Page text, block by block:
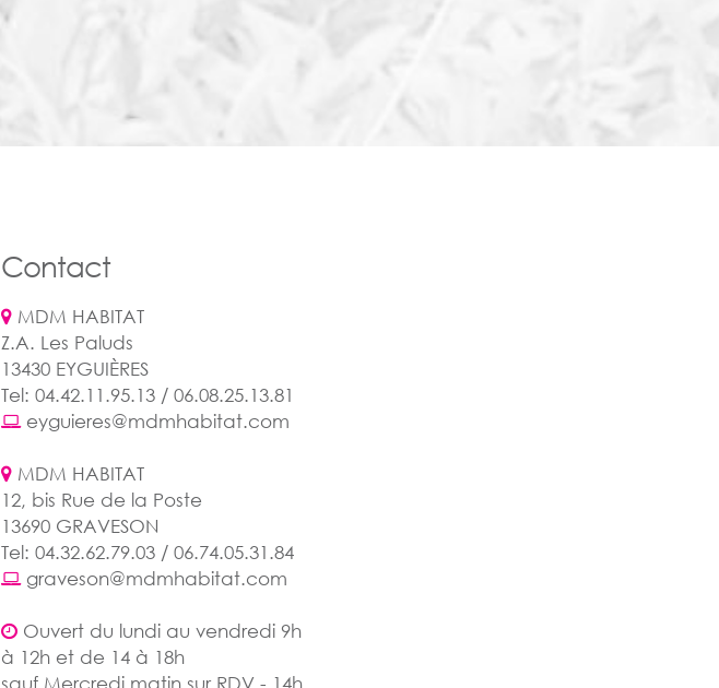
Contact
MDM HABITAT
Z.A. Les Paluds
13430 EYGUIÈRES
Tel: 04.42.11.95.13 / 06.08.25.13.81
eyguieres@mdmhabitat.com
MDM HABITAT
12, bis Rue de la Poste
13690 GRAVESON
Tel: 04.32.62.79.03 / 06.74.05.31.84
graveson@mdmhabitat.com
Ouvert du lundi au vendredi 9h
à 12h et de 14 à 18h
sauf Mercredi matin sur RDV - 14h